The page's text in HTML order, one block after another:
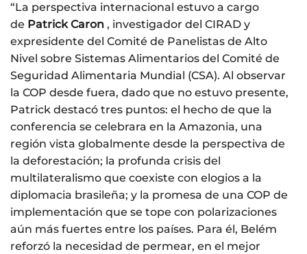
“La perspectiva internacional estuvo a cargo
de Patrick Caron , investigador del CIRAD y
expresidente del Comité de Panelistas de Alto
Nivel sobre Sistemas Alimentarios del Comité de
Seguridad Alimentaria Mundial (CSA). Al observar
la COP desde fuera, dado que no estuvo presente,
Patrick destacó tres puntos: el hecho de que la
conferencia se celebrara en la Amazonia, una
región vista globalmente desde la perspectiva de
la deforestación; la profunda crisis del
multilateralismo que coexiste con elogios a la
diplomacia brasileña; y la promesa de una COP de
implementación que se tope con polarizaciones
aún más fuertes entre los países. Para él, Belém
reforzó la necesidad de permear, en el mejor